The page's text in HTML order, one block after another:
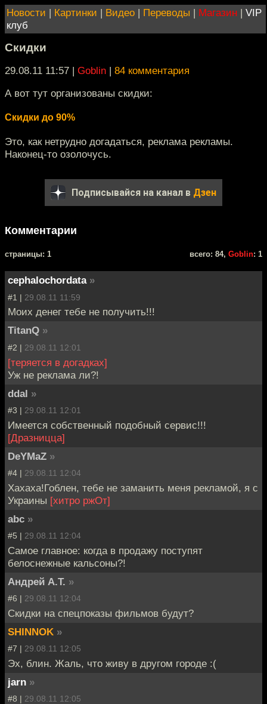
Новости | Картинки | Видео | Переводы | Магазин | VIP
клуб
Скидки
29.08.11 11:57 | Goblin | 84 комментария
А вот тут организованы скидки:
Скидки до 90%
Это, как нетрудно догадаться, реклама рекламы.
Наконец-то озолочусь.
Подписывайся на канал в Дзен
Комментарии
cтраницы: 1 всего: 84, Goblin: 1
cephalochordata »
#1 | 29.08.11 11:59
Моих денег тебе не получить!!!
TitanQ »
#2 | 29.08.11 12:01
[теряется в догадках]
Уж не реклама ли?!
ddal »
#3 | 29.08.11 12:01
Имеется собственный подобный сервис!!!
[Дразницца]
DeYMaZ »
#4 | 29.08.11 12:04
Хахаха!Гоблен, тебе не заманить меня рекламой, я c
Украины [хитро ржОт]
abc »
#5 | 29.08.11 12:04
Самое главное: когда в продажу поступят
белоснежные кальсоны?!
Андрей А.Т. »
#6 | 29.08.11 12:04
Скидки на спецпоказы фильмов будут?
SHINNOK »
#7 | 29.08.11 12:05
Эх, блин. Жаль, что живу в другом городе :(
jarn »
#8 | 29.08.11 12:05